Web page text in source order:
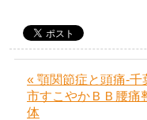
« 顎関節症と頭痛-千
市すこやかＢＢ腰痛
体